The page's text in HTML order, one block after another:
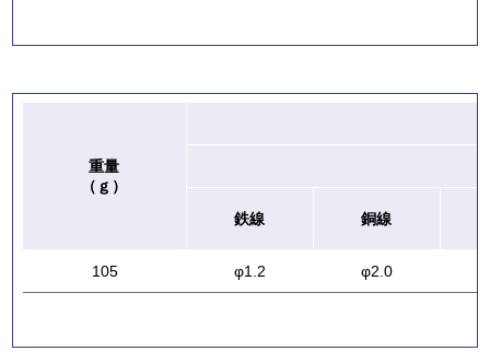
重量
（ｇ）
鉄線
銅線
105 φ1.2 φ2.0